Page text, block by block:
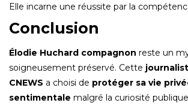
Elle incarne une réussite par la
Conclusion
Élodie Huchard compagnon reste un
soigneusement préservé. Cette
CNEWS a choisi de protéger sa vie
sentimentale malgré la curiosité